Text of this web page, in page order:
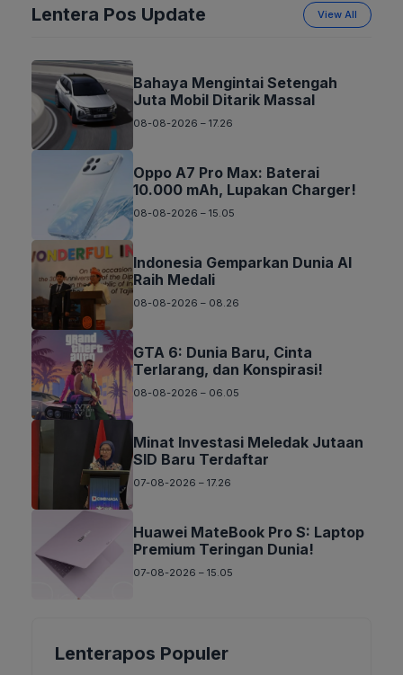
Lentera Pos Update View All
Bahaya Mengintai Setengah
Juta Mobil Ditarik Massal
08-08-2026 – 17.26
Oppo A7 Pro Max: Baterai
10.000 mAh, Lupakan Charger!
08-08-2026 – 15.05
Indonesia Gemparkan Dunia AI
Raih Medali
08-08-2026 – 08.26
GTA 6: Dunia Baru, Cinta
Terlarang, dan Konspirasi!
08-08-2026 – 06.05
Minat Investasi Meledak Jutaan
SID Baru Terdaftar
07-08-2026 – 17.26
Huawei MateBook Pro S: Laptop
Premium Teringan Dunia!
07-08-2026 – 15.05
Lenterapos Populer